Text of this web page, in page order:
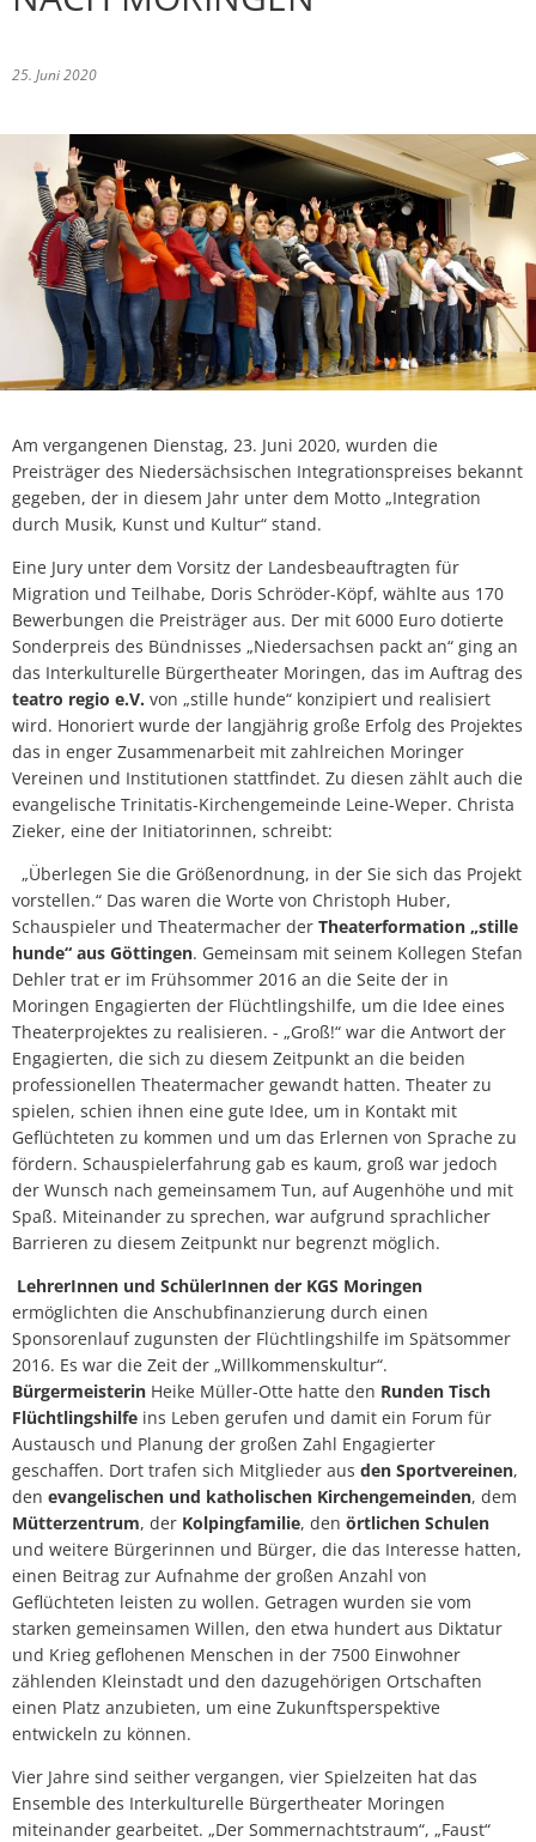
Ausschreibungen
Feuerwehren
Wahlen Kommunalwahlen
Informationen über die Bestattungsarten
Disc Golf Parcours im Moringer Stadtpark
Boulebahnen am Moringer Rathausplatz
Flaakebad
Soziales & Gesundheit
Kirchen
Mitfahrerbänke
Baulückenkataster
Baugebiete
wirksame Bauleitpläne
Ver- und Entsorgung
Umwelt
Immobilien/Vermietung
25. Juni 2020
Am vergangenen Dienstag, 23. Juni 2020, wurden die
Preisträger des Niedersächsischen Integrationspreises bekannt
gegeben, der in diesem Jahr unter dem Motto „Integration
durch Musik, Kunst und Kultur“ stand.
Eine Jury unter dem Vorsitz der Landesbeauftragten für
Migration und Teilhabe, Doris Schröder-Köpf, wählte aus 170
Bewerbungen die Preisträger aus. Der mit 6000 Euro dotierte
Sonderpreis des Bündnisses „Niedersachsen packt an“ ging an
das Interkulturelle Bürgertheater Moringen, das im Auftrag des
teatro regio e.V. von „stille hunde“ konzipiert und realisiert
wird. Honoriert wurde der langjährig große Erfolg des Projektes
das in enger Zusammenarbeit mit zahlreichen Moringer
Vereinen und Institutionen stattfindet. Zu diesen zählt auch die
evangelische Trinitatis-Kirchengemeinde Leine-Weper. Christa
Zieker, eine der Initiatorinnen, schreibt:
„Überlegen Sie die Größenordnung, in der Sie sich das Projekt
vorstellen.“ Das waren die Worte von Christoph Huber,
Schauspieler und Theatermacher der Theaterformation „stille
hunde“ aus Göttingen. Gemeinsam mit seinem Kollegen Stefan
Dehler trat er im Frühsommer 2016 an die Seite der in
Moringen Engagierten der Flüchtlingshilfe, um die Idee eines
Theaterprojektes zu realisieren. - „Groß!“ war die Antwort der
Engagierten, die sich zu diesem Zeitpunkt an die beiden
professionellen Theatermacher gewandt hatten. Theater zu
spielen, schien ihnen eine gute Idee, um in Kontakt mit
Geflüchteten zu kommen und um das Erlernen von Sprache zu
fördern. Schauspielerfahrung gab es kaum, groß war jedoch
der Wunsch nach gemeinsamem Tun, auf Augenhöhe und mit
Spaß. Miteinander zu sprechen, war aufgrund sprachlicher
Barrieren zu diesem Zeitpunkt nur begrenzt möglich.
LehrerInnen und SchülerInnen der KGS Moringen
ermöglichten die Anschubfinanzierung durch einen
Sponsorenlauf zugunsten der Flüchtlingshilfe im Spätsommer
2016. Es war die Zeit der „Willkommenskultur“.
Bürgermeisterin Heike Müller-Otte hatte den Runden Tisch
Flüchtlingshilfe ins Leben gerufen und damit ein Forum für
Austausch und Planung der großen Zahl Engagierter
geschaffen. Dort trafen sich Mitglieder aus den Sportvereinen,
den evangelischen und katholischen Kirchengemeinden, dem
Mütterzentrum, der Kolpingfamilie, den örtlichen Schulen
und weitere Bürgerinnen und Bürger, die das Interesse hatten,
einen Beitrag zur Aufnahme der großen Anzahl von
Geflüchteten leisten zu wollen. Getragen wurden sie vom
starken gemeinsamen Willen, den etwa hundert aus Diktatur
und Krieg geflohenen Menschen in der 7500 Einwohner
zählenden Kleinstadt und den dazugehörigen Ortschaften
einen Platz anzubieten, um eine Zukunftsperspektive
entwickeln zu können.
Vier Jahre sind seither vergangen, vier Spielzeiten hat das
Ensemble des Interkulturelle Bürgertheater Moringen
miteinander gearbeitet. „Der Sommernachtstraum“, „Faust“